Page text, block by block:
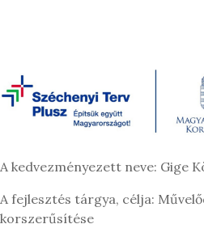
A kedvezményezett neve: Gige
A fejlesztés tárgya, célja:
korszerűsítése